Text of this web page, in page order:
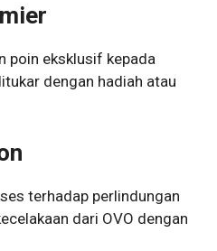
poin eksklusif kepada
dengan hadiah atau
terhadap perlindungan
dari OVO dengan